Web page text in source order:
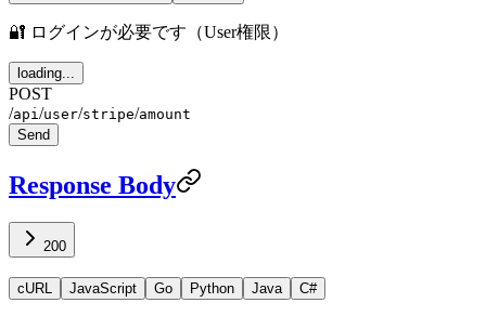
🔐 ログインが必要です（User権限）
loading...
POST
/api /user/stripe/amount
Send
Response Body
200
cURL JavaScript Go Python Java C#